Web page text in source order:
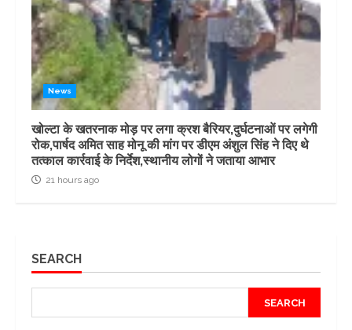
News
खोल्टा के खतरनाक मोड़ पर लगा क्रश बैरियर,दुर्घटनाओं पर लगेगी
रोक,पार्षद अमित साह मोनू की मांग पर डीएम अंशुल सिंह ने दिए थे
तत्काल कार्रवाई के निर्देश,स्थानीय लोगों ने जताया आभार
21 hours ago
SEARCH
SEARCH